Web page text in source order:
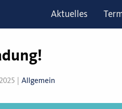
Aktuelles
| Allgemein